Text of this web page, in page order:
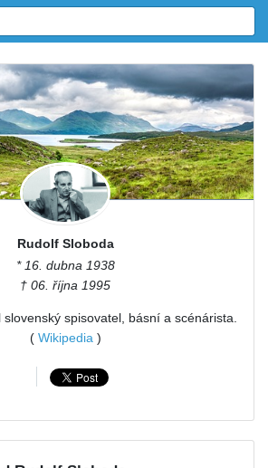
Rudolf Sloboda
* 16. dubna 1938
† 06. října 1995
spisovatel, básní a scénárista.
( Wikipedia )